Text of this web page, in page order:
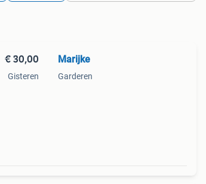
€ 30,00
Gisteren
Marijke
Garderen